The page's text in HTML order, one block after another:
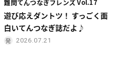
難問てんつなぎフレンズ Vol.17
遊び応えダントツ！ すっごく面
白いてんつなぎ誌だよ♪
2026.07.21